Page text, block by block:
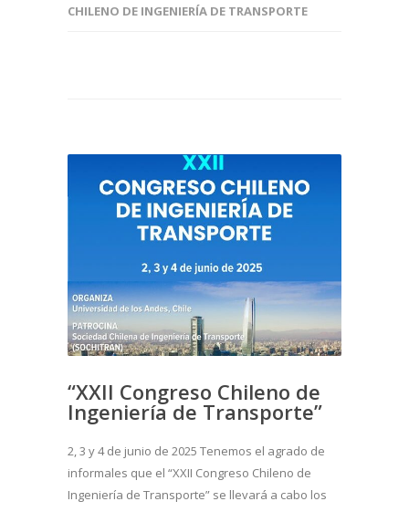
CHILENO DE INGENIERÍA DE TRANSPORTE
“XXII Congreso Chileno de
Ingeniería de Transporte”
2, 3 y 4 de junio de 2025 Tenemos el agrado de
informales que el “XXII Congreso Chileno de
Ingeniería de Transporte” se llevará a cabo los